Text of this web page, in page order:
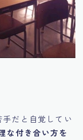
だと自覚してい
な付き合い方を